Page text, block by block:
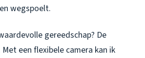
wegspoelt.
gereedschap? De
een flexibele camera kan ik